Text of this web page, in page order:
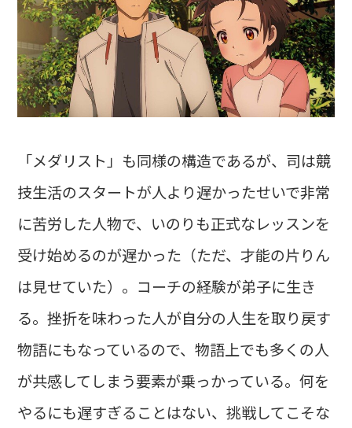
「メダリスト」も同様の構造であるが、司は競
技生活のスタートが人より遅かったせいで非常
に苦労した人物で、いのりも正式なレッスンを
受け始めるのが遅かった（ただ、才能の片りん
は見せていた）。コーチの経験が弟子に生き
る。挫折を味わった人が自分の人生を取り戻す
物語にもなっているので、物語上でも多くの人
が共感してしまう要素が乗っかっている。何を
やるにも遅すぎることはない、挑戦してこそな